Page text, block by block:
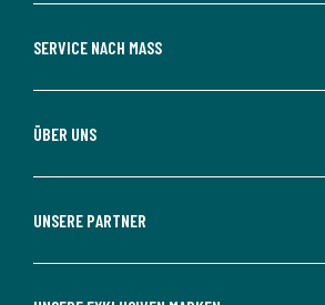
SERVICE NACH MASS
ÜBER UNS
UNSERE PARTNER